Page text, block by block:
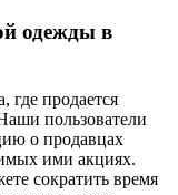
одежды в
где продается
пользователи
о продавцах
ими акциях.
сократить время